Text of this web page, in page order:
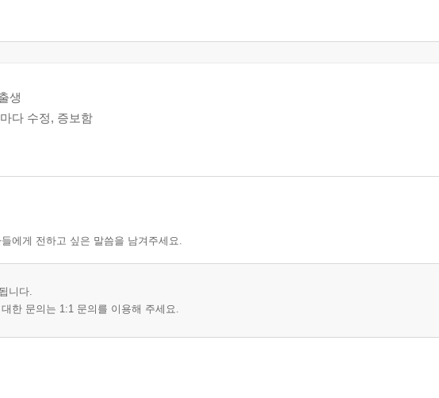
생
다 수정, 증보함
에게 전하고 싶은 말씀을 남겨주세요.
니다.
한 문의는 1:1 문의를 이용해 주세요.